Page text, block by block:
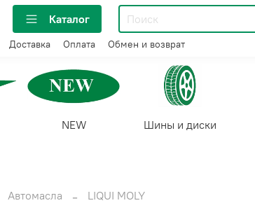
Каталог
Доставка Оплата Обмен и возврат
NEW Шины и диски
Автомасла LIQUI MOLY